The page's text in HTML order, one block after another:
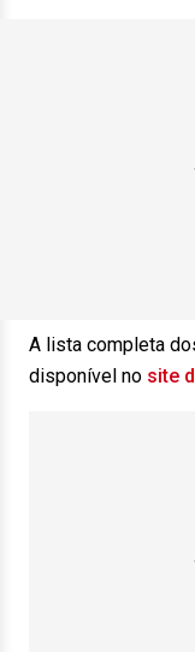
A lista completa
disponível no site